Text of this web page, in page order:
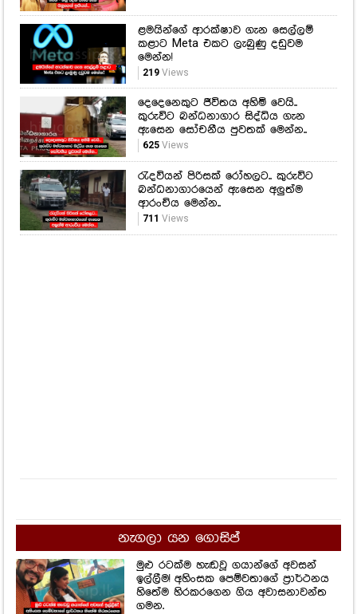
ළමයින්ගේ ආරක්ෂාව ගැන සෙල්ලම්
කළාට Meta එකට ලැබුණු දඩුවම
මෙන්න!
219Views
දෙදෙනෙකුට ජීවිතය අහිමි වෙයි..
කුරුවිට බන්ධනාගාර සිද්ධිය ගැන
ඇසෙන සෝචනීය පුවතක් මෙන්න..
625Views
රැදවියන් පිරිසක් රෝහලට.. කුරුවිට
බන්ධනාගාරයෙන් ඇසෙන අලුත්ම
ආරංචිය මෙන්න..
711 Views
නැගලා යන ගොසිප්
මුළු රටක්ම හැඬවූ ගයාන්ගේ අවසන්
ඉල්ලීම! අහිංසක පෙම්වතාගේ ප්‍රාර්ථනය
හිතේම හිරකරගෙන ගිය අවාසනාවන්ත
ගමන.